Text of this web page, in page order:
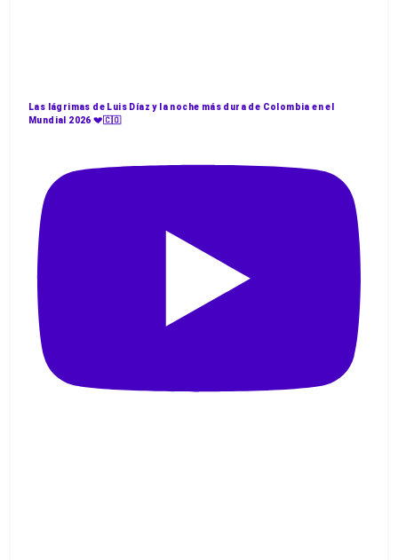
Las lágrimas de Luis Díaz y la noche más dura de Colombia en el
Mundial 2026 💔🇨🇴